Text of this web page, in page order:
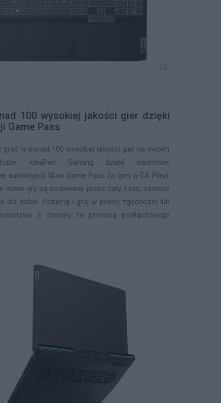
100 wysokiej jakości gier dzięki
Game Pass
grać w ponad 100 wysokiej jakości gier na swoim
IdeaPad Gaming dzięki darmowej
subskrypcji Xbox Game Pass (w tym w EA Play).
nowe gry są dodawane przez cały czas, zawsze
dla siebie. Pobieraj i graj w pełnej zgodności lub
z chmury za pomocą podłączonego